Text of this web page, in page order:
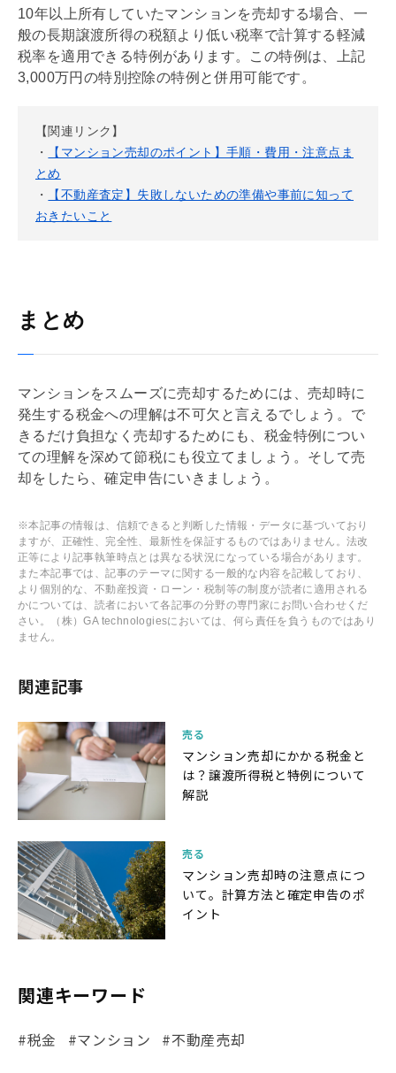
10年以上所有していたマンションを売却する場合、一
般の長期譲渡所得の税額より低い税率で計算する軽減
税率を適用できる特例があります。この特例は、上記
3,000万円の特別控除の特例と併用可能です。
【関連リンク】
・
【マンション売却のポイント】手順・費用・注意点ま
とめ
・
【不動産査定】失敗しないための準備や事前に知って
おきたいこと
まとめ
マンションをスムーズに売却するためには、売却時に
発生する税金への理解は不可欠と言えるでしょう。で
きるだけ負担なく売却するためにも、税金特例につい
ての理解を深めて節税にも役立てましょう。そして売
却をしたら、確定申告にいきましょう。
※本記事の情報は、信頼できると判断した情報・データに基づいており
ますが、正確性、完全性、最新性を保証するものではありません。法改
正等により記事執筆時点とは異なる状況になっている場合があります。
また本記事では、記事のテーマに関する一般的な内容を記載しており、
より個別的な、不動産投資・ローン・税制等の制度が読者に適用される
かについては、読者において各記事の分野の専門家にお問い合わせくだ
さい。（株）GA technologiesにおいては、何ら責任を負うものではあり
ません。
関連記事
売る
マンション売却にかかる税金と
は？譲渡所得税と特例について
解説
売る
マンション売却時の注意点につ
いて。計算方法と確定申告のポ
イント
関連キーワード
#税金 #マンション #不動産売却